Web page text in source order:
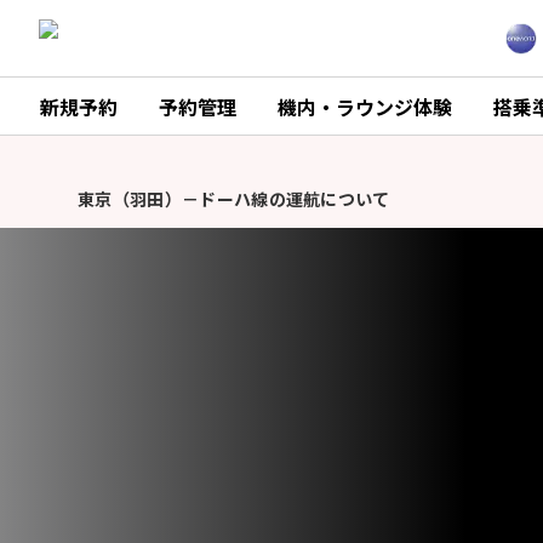
新規予約 予約管理 機内・ラウンジ体験 搭乗
お
JALグループを装った不審メール・不審電話・偽サイトに
東京（羽田）－ドーハ線の運航について